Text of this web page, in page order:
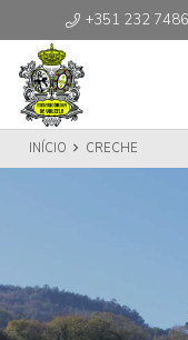
+351 232
INÍCIO CRECHE